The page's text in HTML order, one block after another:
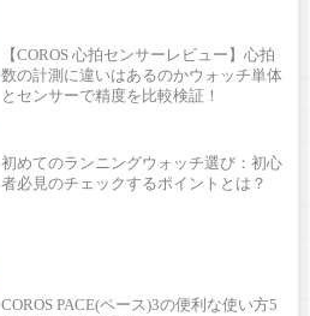
【COROS 心拍センサーレビュー】心拍
数の計測に違いはあるのかウォッチ単体
とセンサーで精度を比較検証！
初めてのランニングウォッチ選び：初心
者必見のチェックするポイントとは？
COROS PACE(ペース)3の便利な使い方5